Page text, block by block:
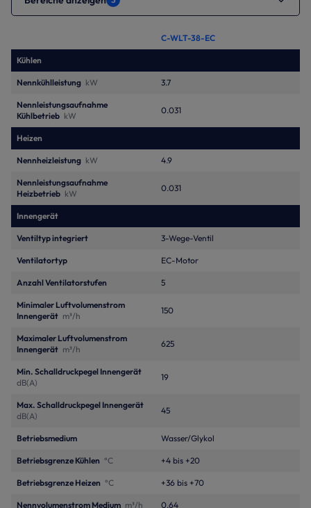
C-WLT-38-EC
Kühlen
Nennkühlleistung kW 3.7
Nennleistungsaufnahme
Kühlbetrieb kW
0.031
Heizen
Nennheizleistung kW 4.9
Nennleistungsaufnahme
Heizbetrieb kW
0.031
Innengerät
Ventiltyp integriert 3-Wege-Ventil
Ventilatortyp EC-Motor
Anzahl Ventilatorstufen 5
Minimaler Luftvolumenstrom
Innengerät m³/h
150
Maximaler Luftvolumenstrom
Innengerät m³/h
625
Min. Schalldruckpegel Innengerät
dB(A)
19
Max. Schalldruckpegel Innengerät
dB(A)
45
Betriebsmedium Wasser/Glykol
Betriebsgrenze Kühlen °C +4 bis +20
Betriebsgrenze Heizen °C +36 bis +70
Nennvolumenstrom Medium m³/h 0.64